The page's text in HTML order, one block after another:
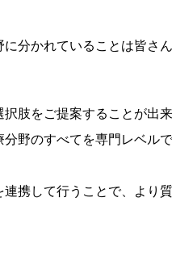
分かれていることは皆さ
肢をご提案することが出来
野のすべてを専門レベル
携して行うことで、より